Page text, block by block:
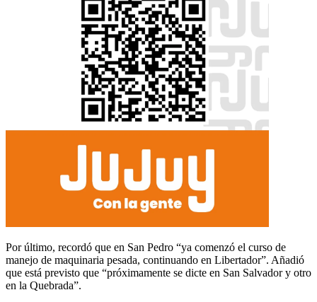
Por último, recordó que en San Pedro “ya comenzó el curso de
manejo de maquinaria pesada, continuando en Libertador”. Añadió
que está previsto que “próximamente se dicte en San Salvador y otro
en la Quebrada”.